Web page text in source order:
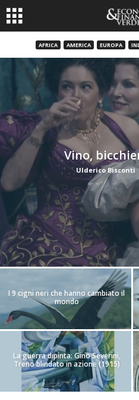
AFRICA AMERICA EUROPA
Vino,
Ulderico Bisconti
I 9 cigni neri che hanno cambiato il
mondo
La guerra dipinta: Gino Severini,
Treno blindato in azione (1915)